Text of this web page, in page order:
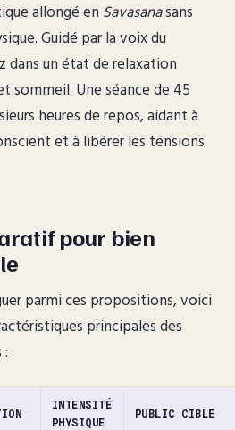
allongé en Savasanasans
Guidé par la voix du
dans un état de relaxation
sommeil. Une séance de 45
heures de repos, aidant à
et à libérer les tensions
pour bien
parmi ces propositions, voici
principales des
:
INTENSITÉ
PHYSIQUE
PUBLIC CIBLE